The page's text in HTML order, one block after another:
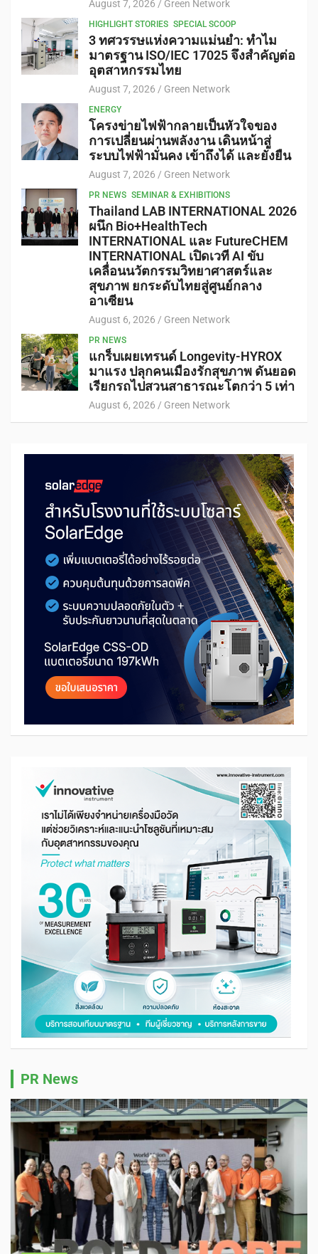
August 7, 2026 Green Network
HIGHLIGHT STORIES SPECIAL SCOOP
3 ทศวรรษแห่งความแม่นยำ: ทำไม
มาตรฐาน ISO/IEC 17025 จึงสำคัญต่อ
อุตสาหกรรมไทย
August 7, 2026 Green Network
ENERGY
โครงข่ายไฟฟ้ากลายเป็นหัวใจของ
การเปลี่ยนผ่านพลังงาน เดินหน้าสู่
ระบบไฟฟ้ามั่นคง เข้าถึงได้ และยั่งยืน
August 7, 2026 Green Network
PR NEWS SEMINAR & EXHIBITIONS
Thailand LAB INTERNATIONAL 2026
ผนึก Bio+HealthTech
INTERNATIONAL และ FutureCHEM
INTERNATIONAL เปิดเวที AI ขับ
เคลื่อนนวัตกรรมวิทยาศาสตร์และ
สุขภาพ ยกระดับไทยสู่ศูนย์กลาง
อาเซียน
August 6, 2026 Green Network
PR NEWS
แกร็บเผยเทรนด์ Longevity-HYROX
มาแรง ปลุกคนเมืองรักสุขภาพ ดันยอด
เรียกรถไปสวนสาธารณะโตกว่า 5 เท่า
August 6, 2026 Green Network
PR News